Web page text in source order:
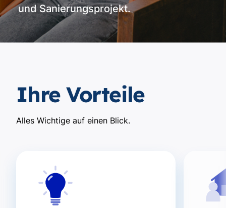
und Sanierungsprojekt.
Ihre Vorteile
Alles Wichtige auf einen Blick.